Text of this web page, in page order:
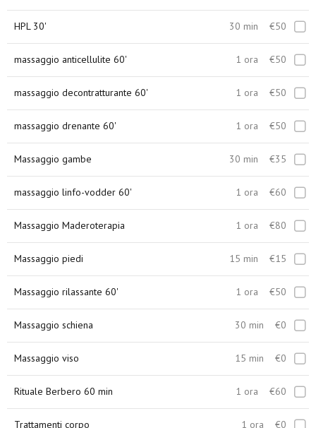
HPL 30' 30 min €50
massaggio anticellulite 60' 1 ora €50
massaggio decontratturante 60' 1 ora €50
massaggio drenante 60' 1 ora €50
Massaggio gambe 30 min €35
massaggio linfo-vodder 60' 1 ora €60
Massaggio Maderoterapia 1 ora €80
Massaggio piedi 15 min €15
Massaggio rilassante 60' 1 ora €50
Massaggio schiena 30 min €0
Massaggio viso 15 min €0
Rituale Berbero 60 min 1 ora €60
Trattamenti corpo 1 ora €0